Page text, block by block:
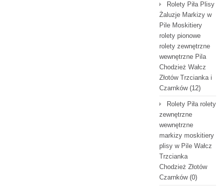
Rolety Piła Plisy
Żaluzje Markizy w
Pile Moskitiery
rolety pionowe
rolety zewnętrzne
wewnętrzne Pila
Chodzież Wałcz
Złotów Trzcianka i
Czarnków(12)
Rolety Piła rolety
zewnętrzne
wewnętrzne
markizy moskitiery
plisy w Pile Wałcz
Trzcianka
Chodzież Złotów
Czarnków(0)